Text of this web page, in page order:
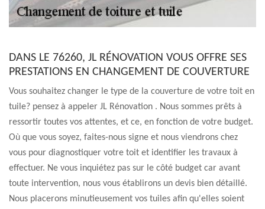
DANS LE 76260, JL RÉNOVATION VOUS OFFRE SES
PRESTATIONS EN CHANGEMENT DE COUVERTURE
Vous souhaitez changer le type de la couverture de votre toit en
tuile? pensez à appeler JL Rénovation . Nous sommes prêts à
ressortir toutes vos attentes, et ce, en fonction de votre budget.
Où que vous soyez, faites-nous signe et nous viendrons chez
vous pour diagnostiquer votre toit et identifier les travaux à
effectuer. Ne vous inquiétez pas sur le côté budget car avant
toute intervention, nous vous établirons un devis bien détaillé.
Nous placerons minutieusement vos tuiles afin qu'elles soient